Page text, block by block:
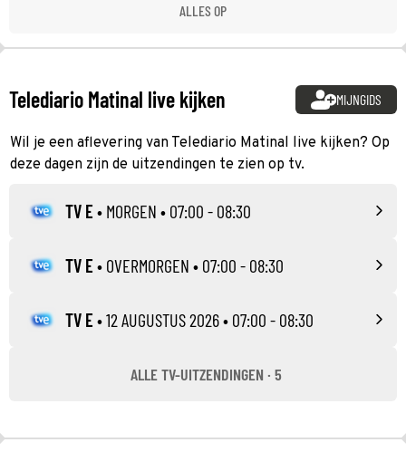
ALLES OP
Telediario Matinal live kijken MIJNGIDS
Wil je een aflevering van Telediario Matinal live kijken? Op
deze dagen zijn de uitzendingen te zien op tv.
TV E • MORGEN • 07:00 - 08:30
TV E • OVERMORGEN • 07:00 - 08:30
TV E •12 AUGUSTUS 2026• 07:00 - 08:30
ALLE TV-UITZENDINGEN · 5